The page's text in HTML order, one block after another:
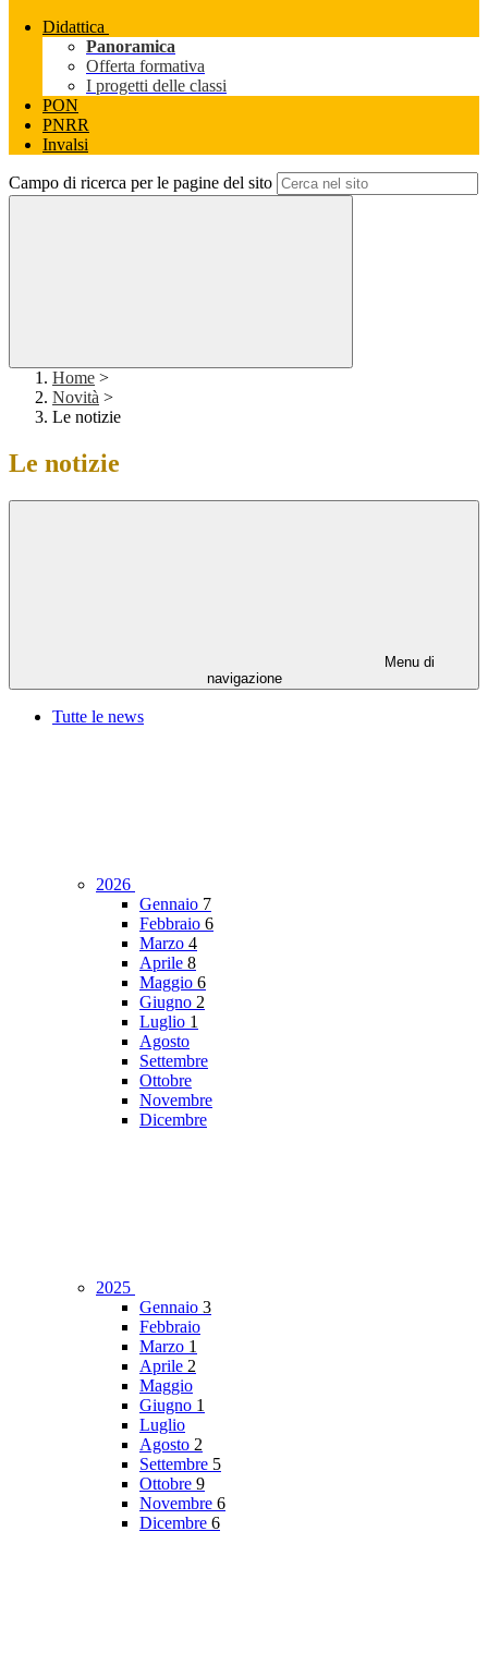
Didattica
Panoramica
Offerta formativa
I progetti delle classi
PON
PNRR
Invalsi
Campo di ricerca per le pagine del sito
Home >
Novità >
Le notizie
Le notizie
Menu di
navigazione
Tutte le news
2026
Gennaio 7
Febbraio 6
Marzo 4
Aprile 8
Maggio 6
Giugno 2
Luglio 1
Agosto
Settembre
Ottobre
Novembre
Dicembre
2025
Gennaio 3
Febbraio
Marzo 1
Aprile 2
Maggio
Giugno 1
Luglio
Agosto 2
Settembre 5
Ottobre 9
Novembre 6
Dicembre 6